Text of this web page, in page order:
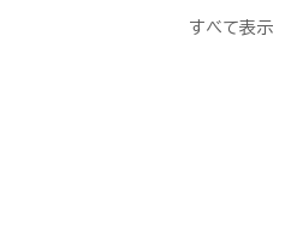
すべて表示